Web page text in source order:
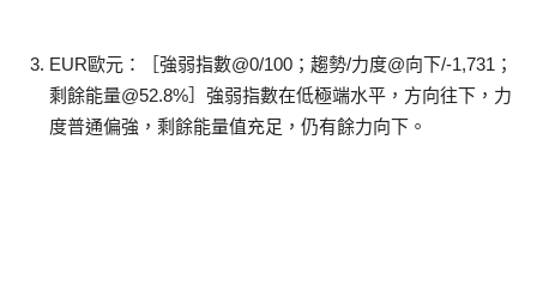
EUR歐元：［強弱指數@0/100；趨勢/力度@向下/-1,731；
剩餘能量@52.8%］強弱指數在低極端水平，方向往下，力
度普通偏強，剩餘能量值充足，仍有餘力向下。